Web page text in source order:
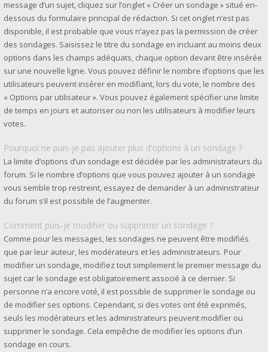
message d’un sujet, cliquez sur l’onglet « Créer un sondage » situé en-
dessous du formulaire principal de rédaction. Si cet onglet n’est pas
disponible, il est probable que vous n’ayez pas la permission de créer
des sondages. Saisissez le titre du sondage en incluant au moins deux
options dans les champs adéquats, chaque option devant être insérée
sur une nouvelle ligne. Vous pouvez définir le nombre d’options que les
utilisateurs peuvent insérer en modifiant, lors du vote, le nombre des
« Options par utilisateur ». Vous pouvez également spécifier une limite
de temps en jours et autoriser ou non les utilisateurs à modifier leurs
votes.
Pourquoi ne puis-je pas ajouter plus d’options à un sondage ?
La limite d’options d’un sondage est décidée par les administrateurs du
forum. Si le nombre d’options que vous pouvez ajouter à un sondage
vous semble trop restreint, essayez de demander à un administrateur
du forum s’il est possible de l’augmenter.
Comment puis-je modifier ou supprimer un sondage ?
Comme pour les messages, les sondages ne peuvent être modifiés
que par leur auteur, les modérateurs et les administrateurs. Pour
modifier un sondage, modifiez tout simplement le premier message du
sujet car le sondage est obligatoirement associé à ce dernier. Si
personne n’a encore voté, il est possible de supprimer le sondage ou
de modifier ses options. Cependant, si des votes ont été exprimés,
seuls les modérateurs et les administrateurs peuvent modifier ou
supprimer le sondage. Cela empêche de modifier les options d’un
sondage en cours.